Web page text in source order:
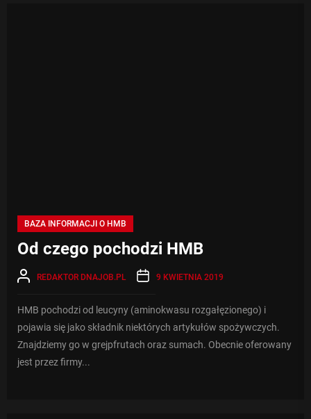
BAZA INFORMACJI O HMB
Od czego pochodzi HMB
REDAKTOR DNAJOB.PL 9 KWIETNIA 2019
HMB pochodzi od leucyny (aminokwasu rozgałęzionego) i
pojawia się jako składnik niektórych artykułów spożywczych.
Znajdziemy go w grejpfrutach oraz sumach. Obecnie oferowany
jest przez firmy...